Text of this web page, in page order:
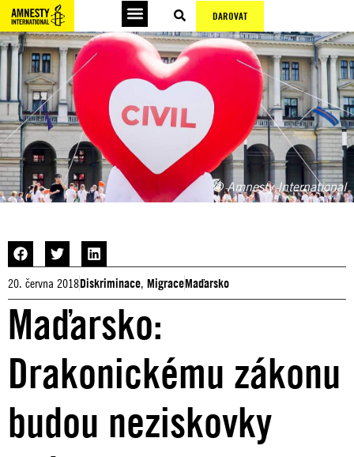
DAROVAT
© Amnesty International
20. června 2018Diskriminace, MigraceMaďarsko
Maďarsko:
Drakonickému zákonu
budou neziskovky